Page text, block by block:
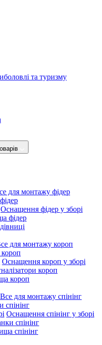
для монтажу фідер
Оснащення фідер у зборі
фідер
для монтажу короп
Оснащення короп у зборі
короп
короп
Все для монтажу спінінг
спінінг
Оснащення спінінг у зборі
спінінг
спінінг